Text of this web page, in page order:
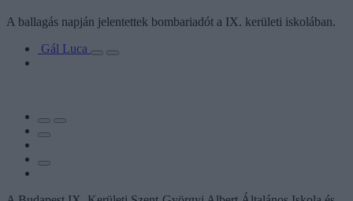
A ballagás napján jelentettek bombariadót a IX. kerületi iskolában.
Gál Luca